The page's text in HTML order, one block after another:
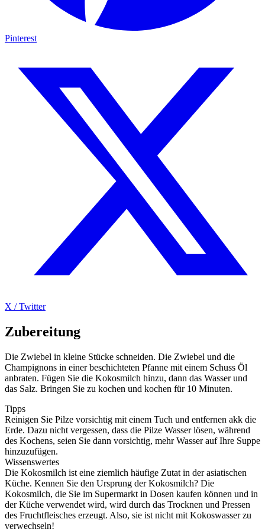
Pinterest
X / Twitter
Zubereitung
Die Zwiebel in kleine Stücke schneiden. Die Zwiebel und die
Champignons in einer beschichteten Pfanne mit einem Schuss Öl
anbraten. Fügen Sie die Kokosmilch hinzu, dann das Wasser und
das Salz. Bringen Sie zu kochen und kochen für 10 Minuten.
Tipps
Reinigen Sie Pilze vorsichtig mit einem Tuch und entfernen akk die
Erde. Dazu nicht vergessen, dass die Pilze Wasser lösen, während
des Kochens, seien Sie dann vorsichtig, mehr Wasser auf Ihre Suppe
hinzuzufügen.
Wissenswertes
Die Kokosmilch ist eine ziemlich häufige Zutat in der asiatischen
Küche. Kennen Sie den Ursprung der Kokosmilch? Die
Kokosmilch, die Sie im Supermarkt in Dosen kaufen können und in
der Küche verwendet wird, wird durch das Trocknen und Pressen
des Fruchtfleisches erzeugt. Also, sie ist nicht mit Kokoswasser zu
verwechseln!